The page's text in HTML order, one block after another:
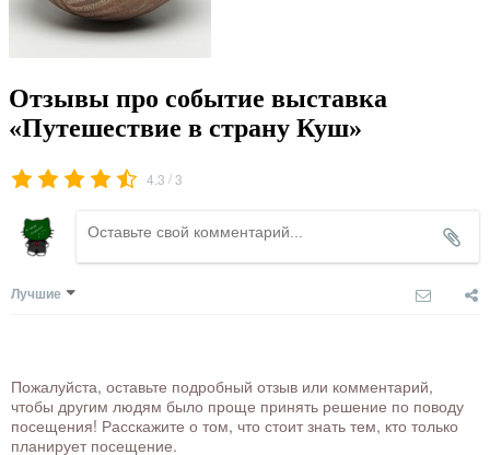
Отзывы про событие выставка
«Путешествие в страну Куш»
4.3 /3
Лучшие
Пожалуйста, оставьте подробный отзыв или комментарий,
чтобы другим людям было проще принять решение по поводу
посещения! Расскажите о том, что стоит знать тем, кто только
планирует посещение.